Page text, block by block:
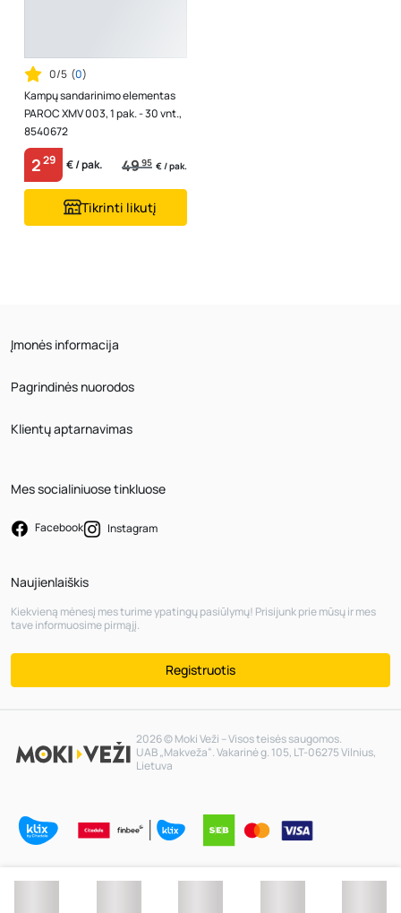
0/5 (0)
Kampų sandarinimo elementas
PAROC XMV 003, 1 pak. - 30 vnt.,
8540672
229 € / pak. 4995 € / pak.
Tikrinti likutį
Įmonės informacija
Pagrindinės nuorodos
Klientų aptarnavimas
Mes socialiniuose tinkluose
Facebook Instagram
Naujienlaiškis
Kiekvieną mėnesį mes turime ypatingų pasiūlymų! Prisijunk prie mūsų ir mes
tave informuosime pirmąjį.
Registruotis
2026 © Moki Veži – Visos teisės saugomos.
UAB „Makveža“. Vakarinė g. 105, LT-06275 Vilnius,
Lietuva